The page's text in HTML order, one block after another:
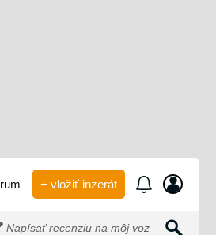
+ vložiť inzerát
Napísať recenziu na môj voz